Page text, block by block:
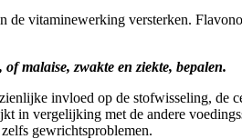
vitaminewerking versterken.
malaise, zwakte en ziekte, bepalen.
invloed op de stofwisseling, de
in vergelijking met de andere
gewrichtsproblemen.